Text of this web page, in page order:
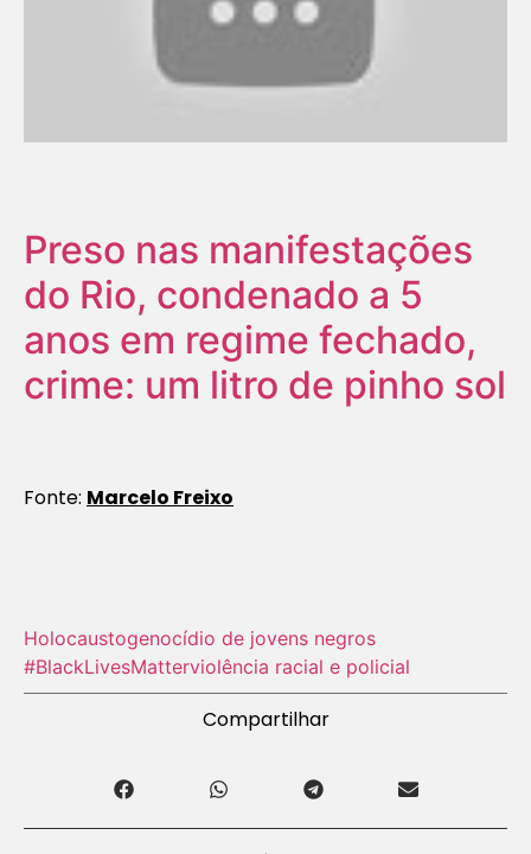
Preso nas manifestações
do Rio, condenado a 5
anos em regime fechado,
crime: um litro de pinho sol
Fonte: Marcelo Freixo
Holocausto‬genocídio de jovens negros
#BlackLivesMatterviolência racial e policial
Compartilhar